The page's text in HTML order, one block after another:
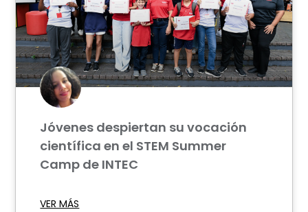
Jóvenes despiertan su vocación
científica en el STEM Summer
Camp de INTEC
VER MÁS